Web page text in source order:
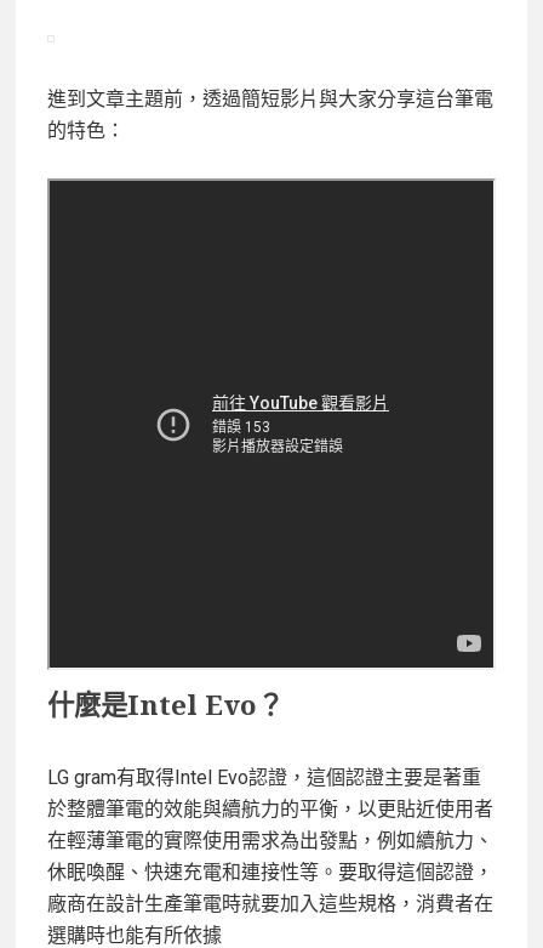
進到文章主題前，透過簡短影片與大家分享這台筆電
的特色：
什麼是Intel Evo？
LG gram有取得Intel Evo認證，這個認證主要是著重
於整體筆電的效能與續航力的平衡，以更貼近使用者
在輕薄筆電的實際使用需求為出發點，例如續航力、
休眠喚醒、快速充電和連接性等。要取得這個認證，
廠商在設計生產筆電時就要加入這些規格，消費者在
選購時也能有所依據